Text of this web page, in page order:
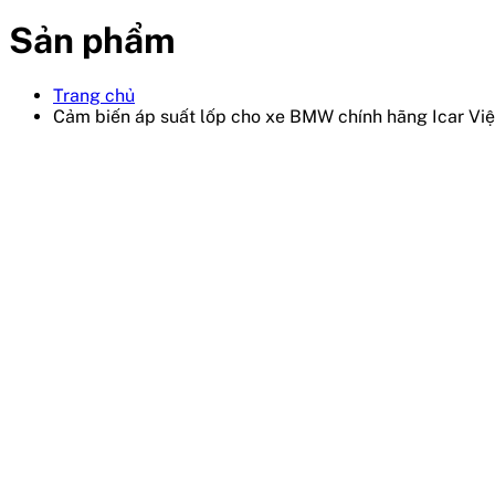
Sản phẩm
Trang chủ
Cảm biến áp suất lốp cho xe BMW chính hãng Icar